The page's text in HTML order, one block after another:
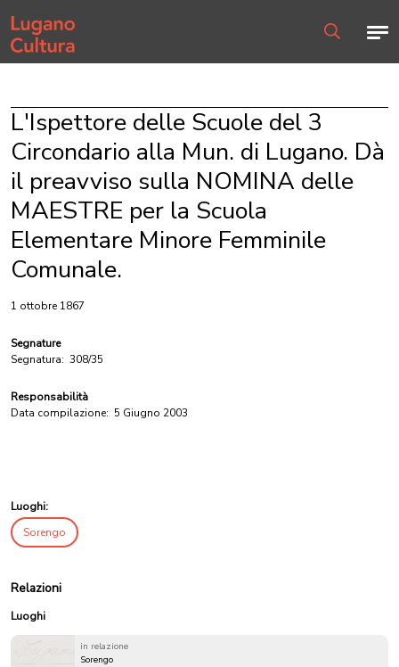
Home page
L'Ispettore delle Scuole del 3
Circondario alla Mun. di Lugano. Dà
il preavviso sulla NOMINA delle
MAESTRE per la Scuola
Elementare Minore Femminile
Comunale.
1 ottobre 1867
Segnature
Segnatura: 308/35
Responsabilità
Data compilazione: 5 Giugno 2003
Luoghi:
Sorengo
Relazioni
Luoghi
in relazione
Sorengo